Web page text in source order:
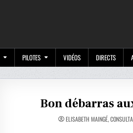
PILOTES VIDÉOS DIRECTS
Bon débarras
ELISABETH MAINGÉ,